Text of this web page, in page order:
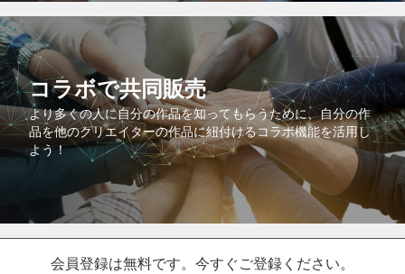
コラボで共同販売
より多くの人に自分の作品を知ってもらうために、自分の作
品を他のクリエイターの作品に紐付けるコラボ機能を活用し
よう！
会員登録は無料です。今すぐご登録ください。